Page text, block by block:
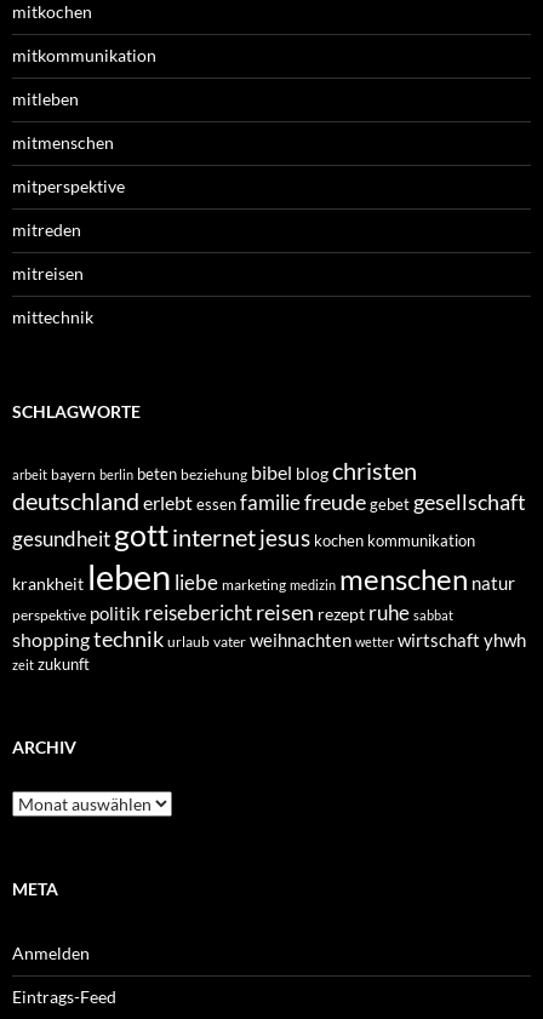
mitkochen
mitkommunikation
mitleben
mitmenschen
mitperspektive
mitreden
mitreisen
mittechnik
SCHLAGWORTE
arbeit bayern berlin beten beziehung bibel blogchristen
deutschland erlebtessenfamiliefreudegebet gesellschaft
gesundheitgottinternetjesus kochen kommunikation
krankheit leben liebe marketing medizin menschen natur
perspektive politik reiseberichtreisen rezept ruhe sabbat
shoppingtechnik urlaub vater weihnachten wetter wirtschaft yhwh
zeit zukunft
ARCHIV
Archiv
META
Anmelden
Eintrags-Feed